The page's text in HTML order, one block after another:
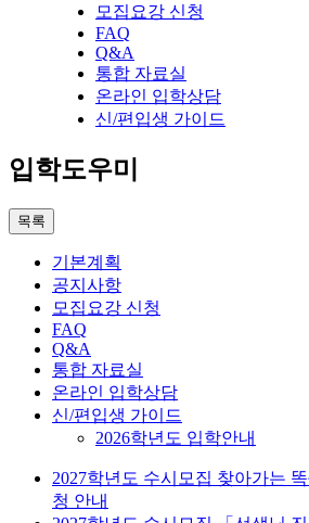
모집요강 신청
FAQ
Q&A
통합 자료실
온라인 입학상담
신/편입생 가이드
입학도우미
목록
기본계획
공지사항
모집요강 신청
FAQ
Q&A
통합 자료실
온라인 입학상담
신/편입생 가이드
2026학년도 입학안내
2027학년도 수시모집 찾아가는
청 안내